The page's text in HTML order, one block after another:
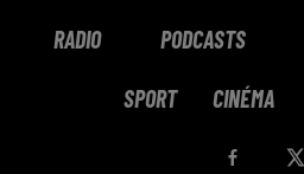
RADIO PODCASTS
SPORT CINÉMA